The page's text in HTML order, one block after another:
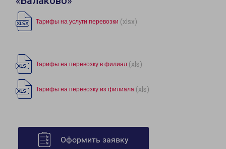
Тарифы на услуги перевозки (xlsx)
Тарифы на перевозку в филиал (xls)
Тарифы на перевозку из филиала (xls)
Оформить заявку